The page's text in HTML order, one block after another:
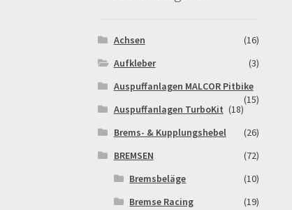
Achsen
(16)
Aufkleber
(3)
Auspuffanlagen MALCOR Pitbike
(15)
Auspuffanlagen TurboKit (18)
Brems- & Kupplungshebel
(26)
BREMSEN
(72)
Bremsbeläge
(10)
Bremse Racing
(19)